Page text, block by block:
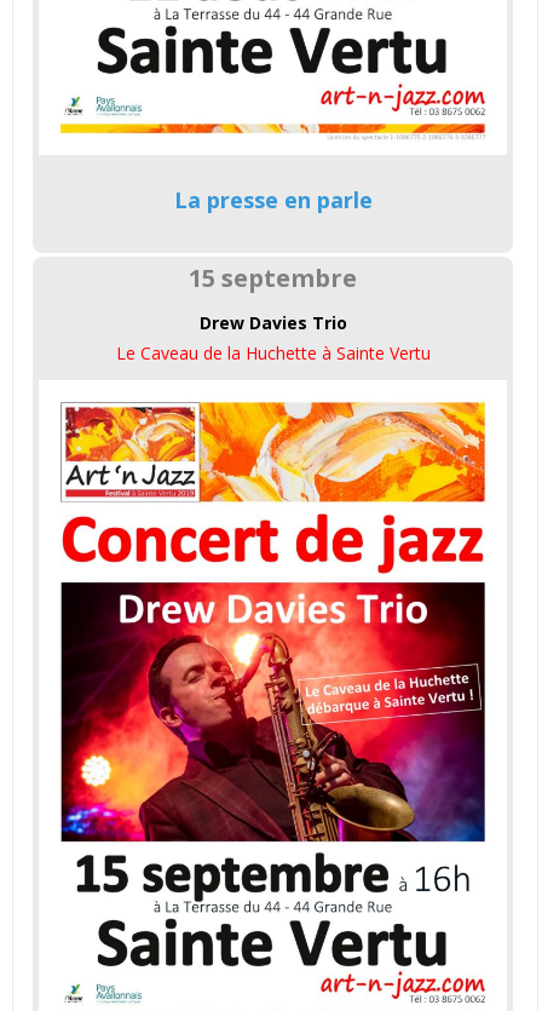
La presse en parle
15 septembre
Drew Davies Trio
Le Caveau de la Huchette à Sainte Vertu